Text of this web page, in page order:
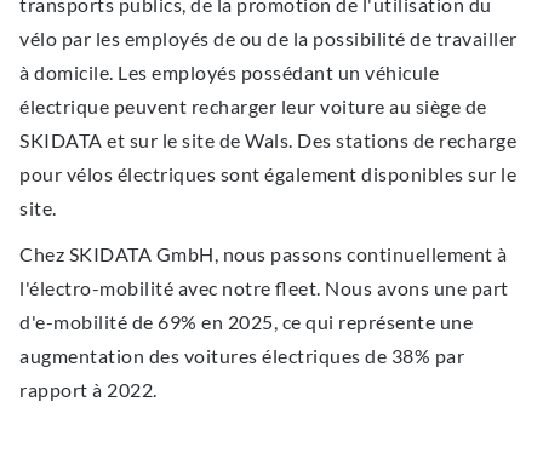
vélo par les employés de ou de la possibilité de travailler
à domicile. Les employés possédant un véhicule
électrique peuvent recharger leur voiture au siège de
SKIDATA et sur le site de Wals. Des stations de recharge
pour vélos électriques sont également disponibles sur le
site.
Chez SKIDATA GmbH, nous passons continuellement à
l'électro-mobilité avec notre ﬂeet. Nous avons une part
d'e-mobilité de 69% en 2025, ce qui représente une
augmentation des voitures électriques de 38% par
rapport à 2022.